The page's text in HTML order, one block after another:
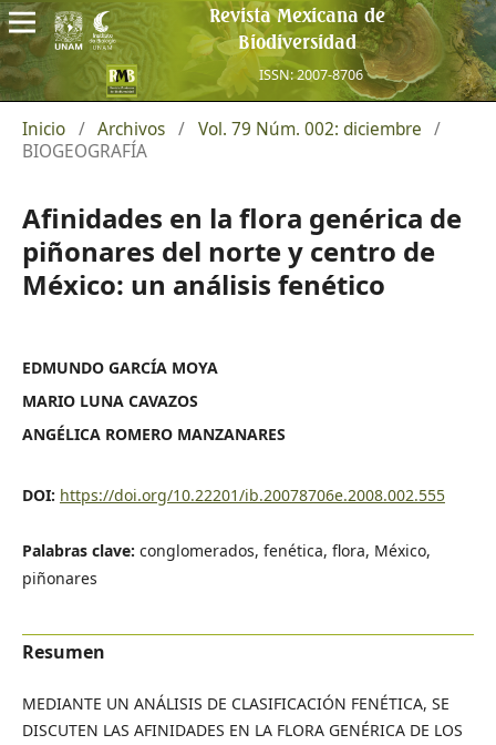
Revista Mexicana de
Biodiversidad
ISSN: 2007-8706
Inicio / Archivos / Vol. 79 Núm. 002: diciembre /
BIOGEOGRAFÍA
Afinidades en la flora genérica de
piñonares del norte y centro de
México: un análisis fenético
EDMUNDO GARCÍA MOYA
MARIO LUNA CAVAZOS
ANGÉLICA ROMERO MANZANARES
DOI: https://doi.org/10.22201/ib.20078706e.2008.002.555
Palabras clave: conglomerados, fenética, flora, México,
piñonares
Resumen
MEDIANTE UN ANÁLISIS DE CLASIFICACIÓN FENÉTICA, SE
DISCUTEN LAS AFINIDADES EN LA FLORA GENÉRICA DE LOS